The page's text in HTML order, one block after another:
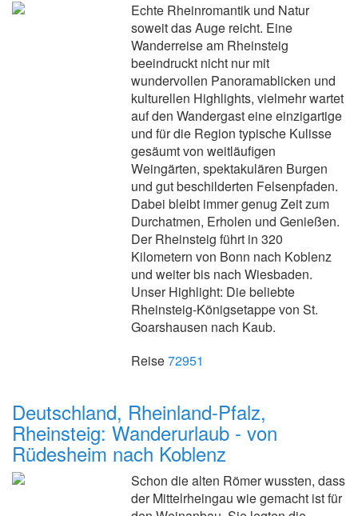
Echte Rheinromantik und Natur
soweit das Auge reicht. Eine
Wanderreise am Rheinsteig
beeindruckt nicht nur mit
wundervollen Panoramablicken und
kulturellen Highlights, vielmehr wartet
auf den Wandergast eine einzigartige
und für die Region typische Kulisse
gesäumt von weitläufigen
Weingärten, spektakulären Burgen
und gut beschilderten Felsenpfaden.
Dabei bleibt immer genug Zeit zum
Durchatmen, Erholen und Genießen.
Der Rheinsteig führt in 320
Kilometern von Bonn nach Koblenz
und weiter bis nach Wiesbaden.
Unser Highlight: Die beliebte
Rheinsteig-Königsetappe von St.
Goarshausen nach Kaub.
Reise72951
Deutschland, Rheinland-Pfalz,
Rheinsteig: Wanderurlaub - von
Rüdesheim nach Koblenz
Schon die alten Römer wussten, dass
der Mittelrheingau wie gemacht ist für